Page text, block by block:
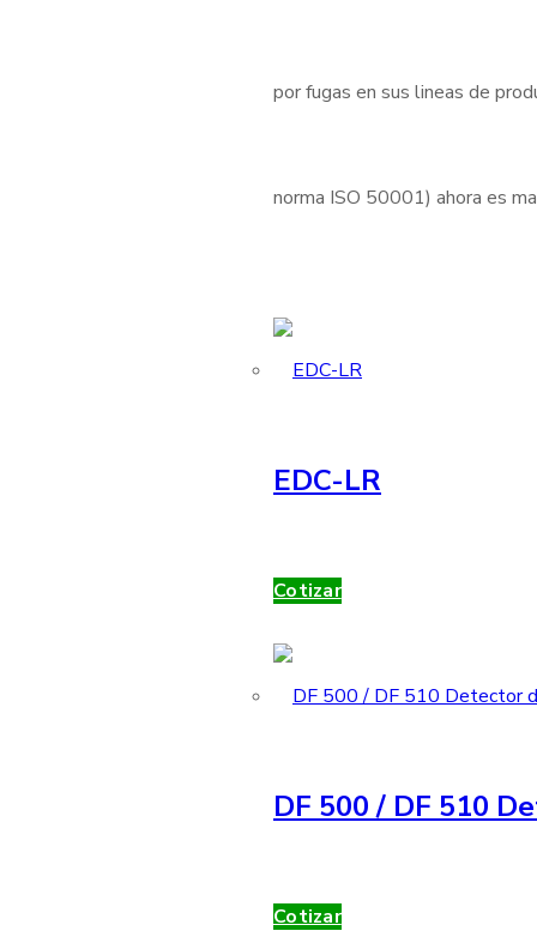
por fugas en sus lineas de
norma ISO 50001) ahora es
EDC-LR
Cotizar
DF 500 / DF 510
Cotizar